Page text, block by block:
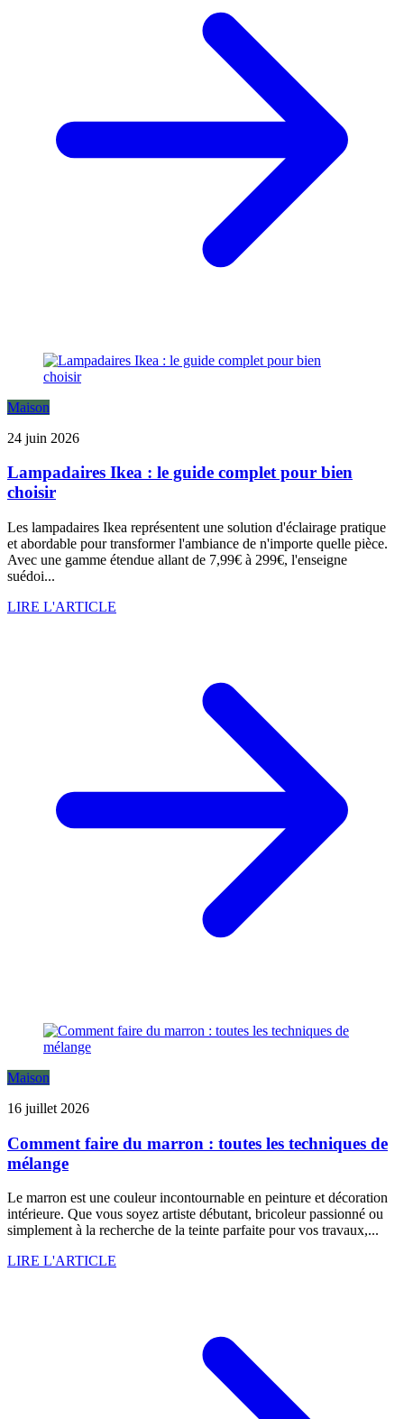
Maison
24 juin 2026
Lampadaires Ikea : le guide complet pour bien
choisir
Les lampadaires Ikea représentent une solution d'éclairage pratique
et abordable pour transformer l'ambiance de n'importe quelle pièce.
Avec une gamme étendue allant de 7,99€ à 299€, l'enseigne
suédoi...
LIRE L'ARTICLE
Maison
16 juillet 2026
Comment faire du marron : toutes les techniques de
mélange
Le marron est une couleur incontournable en peinture et décoration
intérieure. Que vous soyez artiste débutant, bricoleur passionné ou
simplement à la recherche de la teinte parfaite pour vos travaux,...
LIRE L'ARTICLE